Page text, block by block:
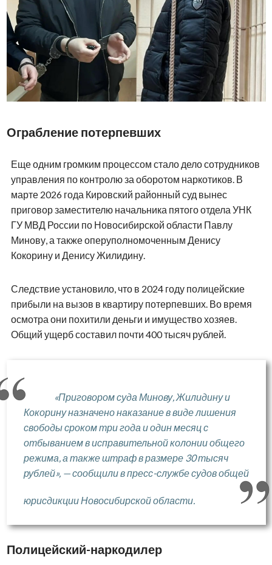
Ограбление потерпевших
Еще одним громким процессом стало дело сотрудников
управления по контролю за оборотом наркотиков. В
марте 2026 года Кировский районный суд вынес
приговор заместителю начальника пятого отдела УНК
ГУ МВД России по Новосибирской области Павлу
Минову, а также оперуполномоченным Денису
Кокорину и Денису Жилидину.
Следствие установило, что в 2024 году полицейские
прибыли на вызов в квартиру потерпевших. Во время
осмотра они похитили деньги и имущество хозяев.
Общий ущерб составил почти 400 тысяч рублей.
«Приговором суда Минову, Жилидину и
Кокорину назначено наказание в виде лишения
свободы сроком три года и один месяц с
отбыванием в исправительной колонии общего
режима, а также штраф в размере 30 тысяч
рублей», — сообщили в пресс-службе судов общей
юрисдикции Новосибирской области.
Полицейский-наркодилер